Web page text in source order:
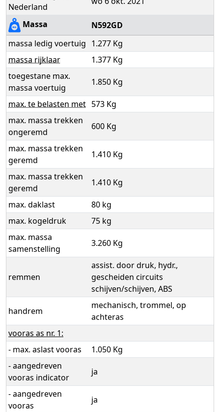
Nederland
Massa
N592GD
massa ledig voertuig 1.277 Kg
massa rijklaar
1.377 Kg
toegestane max.
massa voertuig
1.850 Kg
max. te belasten met 573 Kg
max. massa trekken
ongeremd
600 Kg
max. massa trekken
geremd
1.410 Kg
max. massa trekken
geremd
1.410 Kg
max. daklast
80 kg
max. kogeldruk
75 kg
max. massa
samenstelling
3.260 Kg
remmen
assist. door druk, hydr.,
gescheiden circuits
schijven/schijven, ABS
handrem
mechanisch, trommel, op
achteras
vooras as nr. 1:
- max. aslast vooras
1.050 Kg
- aangedreven
vooras indicator
ja
- aangedreven
vooras
ja